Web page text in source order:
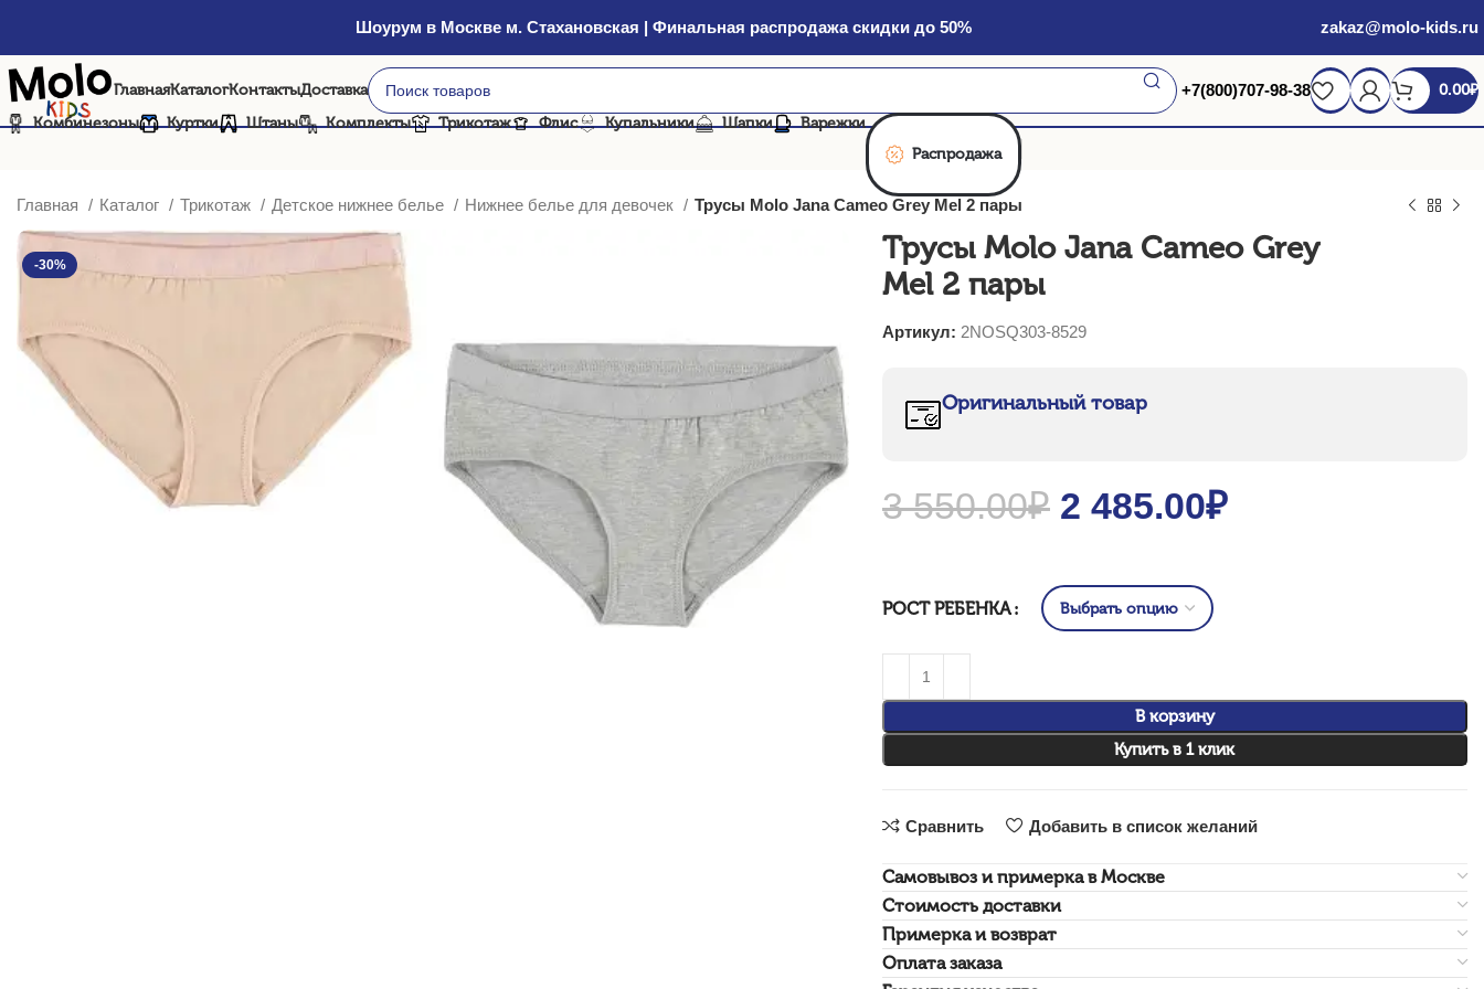
Шоурум в Москве м. Стахановская | Финальная распродажа скидки до 50% zakaz@molo-kids.ru
ГлавнаяКаталогКонтактыДоставка +7(800)707-98-38 0.00₽
Комбинезоны
Куртки Штаны Комплекты Трикотаж Флис Купальники Шапки
Варежки
Распродажа
Главная Каталог Трикотаж Детское нижнее белье Нижнее белье для девочек Трусы Molo Jana Cameo Grey Mel 2 пары
-30%
Трусы Molo Jana Cameo Grey
Mel 2 пары
Артикул: 2NOSQ303-8529
Оригинальный товар
3 550.00₽ Original price was: 3
2 485.00₽Current price
РОСТ РЕБЕНКА
В корзину
Купить в 1 клик
Сравнить Добавить в список желаний
Самовывоз и примерка в Москве
Стоимость доставки
Примерка и возврат
Оплата заказа